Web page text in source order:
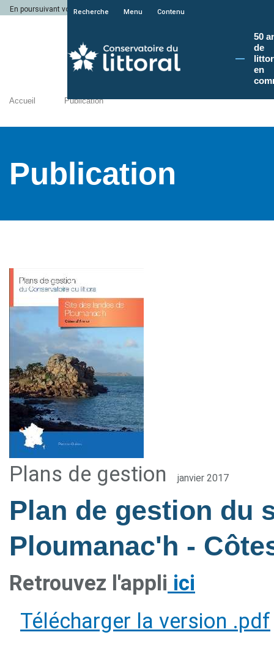
En poursuivant votre navigation sur le site du Conservatoire du littoral, vous
Recherche Menu Contenu
50
de
en
Accueil Publication
Publication
Plans de gestion janvier 2017
Plan de gestion du
Ploumanac'h -
Retrouvez l'appli ici
Télécharger la version .pdf